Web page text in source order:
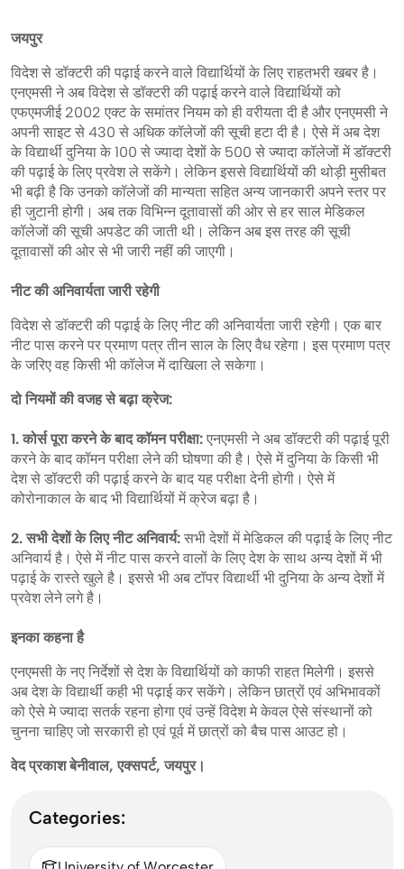
जयपुर
विदेश से डॉक्टरी की पढ़ाई करने वाले विद्यार्थियों के लिए राहतभरी खबर है।
एनएमसी ने अब विदेश से डॉक्टरी की पढ़ाई करने वाले विद्यार्थियों को
एफएमजीई 2002 एक्ट के समांतर नियम को ही वरीयता दी है और एनएमसी ने
अपनी साइट से 430 से अधिक कॉलेजों की सूची हटा दी है। ऐसे में अब देश
के विद्यार्थी दुनिया के 100 से ज्यादा देशों के 500 से ज्यादा कॉलेजों में डॉक्टरी
की पढ़ाई के लिए प्रवेश ले सकेंगे। लेकिन इससे विद्यार्थियों की थोड़ी मुसीबत
भी बढ़ी है कि उनको कॉलेजों की मान्यता सहित अन्य जानकारी अपने स्तर पर
ही जुटानी होगी। अब तक विभिन्न दूतावासों की ओर से हर साल मेडिकल
कॉलेजों की सूची अपडेट की जाती थी। लेकिन अब इस तरह की सूची
दूतावासों की ओर से भी जारी नहीं की जाएगी।
नीट की अनिवार्यता जारी रहेगी
विदेश से डॉक्टरी की पढ़ाई के लिए नीट की अनिवार्यता जारी रहेगी। एक बार
नीट पास करने पर प्रमाण पत्र तीन साल के लिए वैध रहेगा। इस प्रमाण पत्र
के जरिए वह किसी भी कॉलेज में दाखिला ले सकेगा।
दो नियमों की वजह से बढ़ा क्रेज:
1. कोर्स पूरा करने के बाद कॉमन परीक्षा: एनएमसी ने अब डॉक्टरी की पढ़ाई पूरी
करने के बाद कॉमन परीक्षा लेने की घोषणा की है। ऐसे में दुनिया के किसी भी
देश से डॉक्टरी की पढ़ाई करने के बाद यह परीक्षा देनी होगी। ऐसे में
कोरोनाकाल के बाद भी विद्यार्थियों में क्रेज बढ़ा है।
2. सभी देशों के लिए नीट अनिवार्य: सभी देशों में मेडिकल की पढ़ाई के लिए नीट
अनिवार्य है। ऐसे में नीट पास करने वालों के लिए देश के साथ अन्य देशों में भी
पढ़ाई के रास्ते खुले है। इससे भी अब टॉपर विद्यार्थी भी दुनिया के अन्य देशों में
प्रवेश लेने लगे है।
इनका कहना है
एनएमसी के नए निर्देशों से देश के विद्यार्थियों को काफी राहत मिलेगी। इससे
अब देश के विद्यार्थी कही भी पढ़ाई कर सकेंगे। लेकिन छात्रों एवं अभिभावकों
को ऐसे मे ज्यादा सतर्क रहना होगा एवं उन्हें विदेश मे केवल ऐसे संस्थानों को
चुनना चाहिए जो सरकारी हो एवं पूर्व में छात्रों को बैच पास आउट हो।
वेद प्रकाश बेनीवाल, एक्सपर्ट, जयपुर।
Categories: